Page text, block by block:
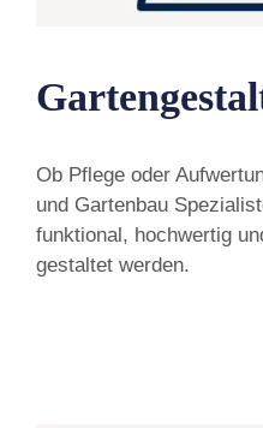
Ob Pflege oder
und Gartenbau
funktional, hochwertig
gestaltet werden.